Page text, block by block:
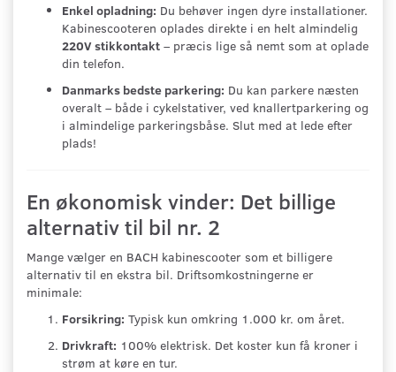
Enkel opladning: Du behøver ingen dyre installationer.
Kabinescooteren oplades direkte i en helt almindelig
220V stikkontakt – præcis lige så nemt som at oplade
din telefon.
Danmarks bedste parkering: Du kan parkere næsten
overalt – både i cykelstativer, ved knallertparkering og
i almindelige parkeringsbåse. Slut med at lede efter
plads!
En økonomisk vinder: Det billige
alternativ til bil nr. 2
Mange vælger en BACH kabinescooter som et billigere
alternativ til en ekstra bil. Driftsomkostningerne er
minimale:
Forsikring: Typisk kun omkring 1.000 kr. om året.
Drivkraft: 100% elektrisk. Det koster kun få kroner i
strøm at køre en tur.